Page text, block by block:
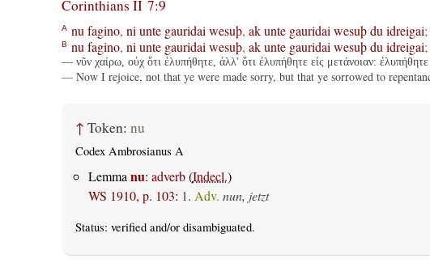
Corinthians II 7:9
A nu fagino, ni unte gauridai wesuþ, ak unte gauridai wesuþ du idreigai;
B nu fagino, ni unte gauridai wesuþ, ak unte gauridai wesuþ du idreigai;
— νῦν χαίρω, οὐχ ὅτι ἐλυπήθητε, ἀλλ' ὅτι ἐλυπήθητε εἰς μετάνοιαν:
— Now I rejoice, not that ye were made sorry, but that ye sorrowed to
↑ Token: nu
Codex Ambrosianus A
Lemma nu: adverb(Indecl.)
WS 1910, p. 103: 1. Adv. nun, jetzt
Status: verifiedand/or disambiguated.